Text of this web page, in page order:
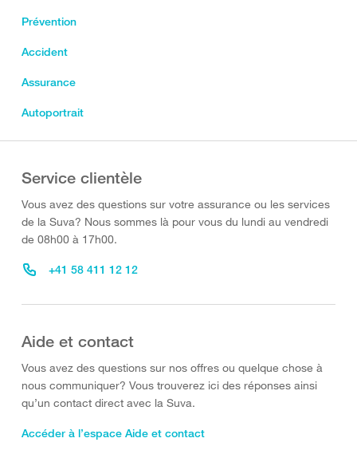
Prévention
Accident
Assurance
Autoportrait
Service clientèle
Vous avez des questions sur votre assurance ou les services
de la Suva? Nous sommes là pour vous du lundi au vendredi
de 08h00 à 17h00.
+41 58 411 12 12
Aide et contact
Vous avez des questions sur nos offres ou quelque chose à
nous communiquer? Vous trouverez ici des réponses ainsi
qu’un contact direct avec la Suva.
Accéder à l’espace Aide et contact